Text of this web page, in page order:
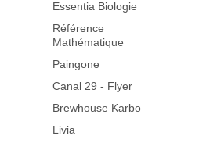
Essentia Biologie
Référence
Mathématique
Paingone
Canal 29 - Flyer
Brewhouse Karbo
Livia